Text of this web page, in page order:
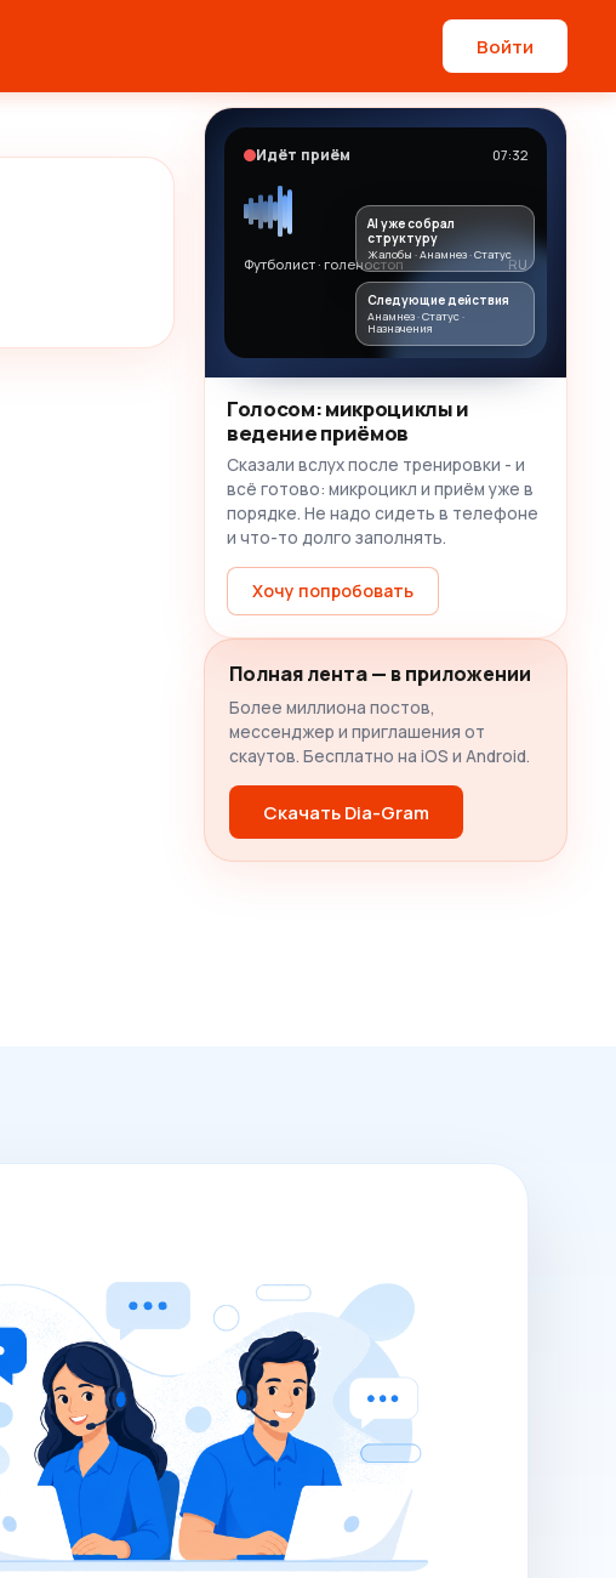
Войти
Идёт приём 07:32
Футболист · голеностоп RU
AI уже собрал
структуру
Жалобы · Анамнез · Статус
Следующие действия
Анамнез · Статус ·
Назначения
Голосом: микроциклы и
ведение приёмов
Сказали вслух после тренировки - и
всё готово: микроцикл и приём уже в
порядке. Не надо сидеть в телефоне
и что-то долго заполнять.
Хочу попробовать
Полная лента — в приложении
Более миллиона постов,
мессенджер и приглашения от
скаутов. Бесплатно на iOS и Android.
Скачать Dia-Gram